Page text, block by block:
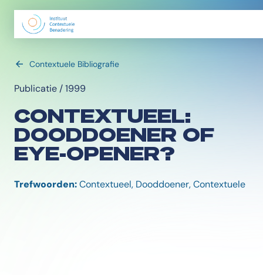
Contextuele Bibliografie
Publicatie / 1999
CONTEXTUEEL:
DOODDOENER OF
EYE-OPENER?
Trefwoorden:Contextueel, Dooddoener, Contextuele